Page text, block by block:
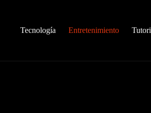
Tecnología
Entretenimiento